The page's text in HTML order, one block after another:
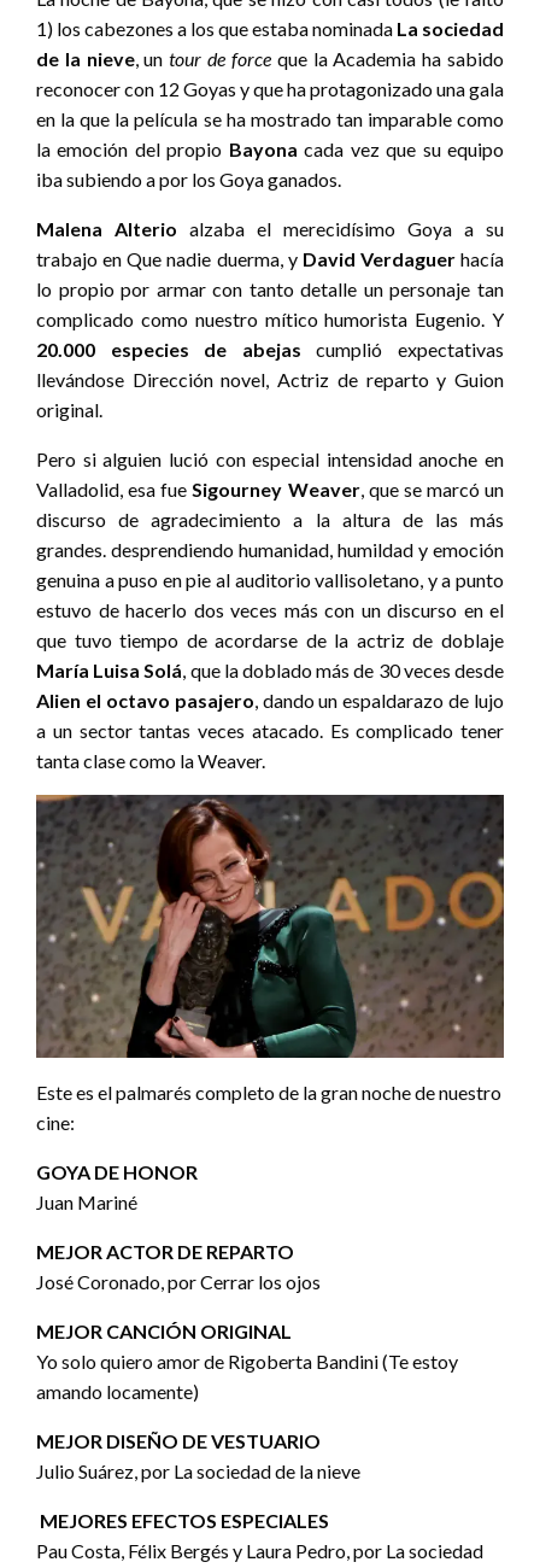
1) los cabezones a los que estaba nominada La sociedad
de la nieve, untour de forceque la Academia ha sabido
reconocer con 12 Goyas y que ha protagonizado una gala
en la que la película se ha mostrado tan imparable como
la emoción del propio Bayona cada vez que su equipo
iba subiendo a por los Goya ganados.
Malena Alterio alzaba el merecidísimo Goya a su
trabajo en Que nadie duerma, y David Verdaguerhacía
lo propio por armar con tanto detalle un personaje tan
complicado como nuestro mítico humorista Eugenio. Y
20.000 especies de abejas cumplió expectativas
llevándose Dirección novel, Actriz de reparto y Guion
original.
Pero si alguien lució con especial intensidad anoche en
Valladolid, esa fueSigourney Weaver, que se marcó un
discurso de agradecimiento a la altura de las más
grandes. desprendiendo humanidad, humildad y emoción
genuina a puso en pie al auditorio vallisoletano, y a punto
estuvo de hacerlo dos veces más con un discurso en el
que tuvo tiempo de acordarse de la actriz de doblaje
María Luisa Solá, que la doblado más de 30 veces desde
Alien el octavo pasajero, dando un espaldarazo de lujo
a un sector tantas veces atacado. Es complicado tener
tanta clase como la Weaver.
Este es el palmarés completo de la gran noche de nuestro
cine:
GOYA DE HONOR
Juan Mariné
MEJOR ACTOR DE REPARTO
José Coronado, por Cerrar los ojos
MEJOR CANCIÓN ORIGINAL
Yo solo quiero amor de Rigoberta Bandini (Te estoy
amando locamente)
MEJOR DISEÑO DE VESTUARIO
Julio Suárez, por La sociedad de la nieve
MEJORES EFECTOS ESPECIALES
Pau Costa, Félix Bergés y Laura Pedro, por La sociedad